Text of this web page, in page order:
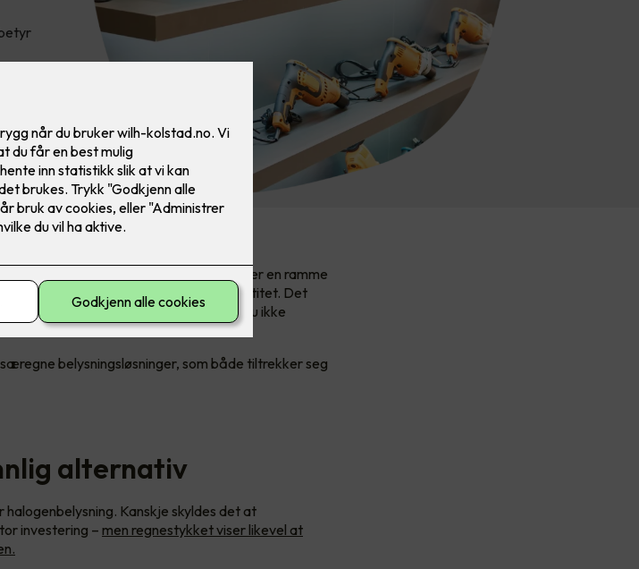
skape en stemning i butikken. Det skaper en ramme
også underbygge merkevarens identitet. Det
skinne – og eventuelt skjule det du ikke
belysningsløsninger, som både tiltrekker seg
alternativ
Kanskje skyldes det at
investering – men regnestykket viser likevel at